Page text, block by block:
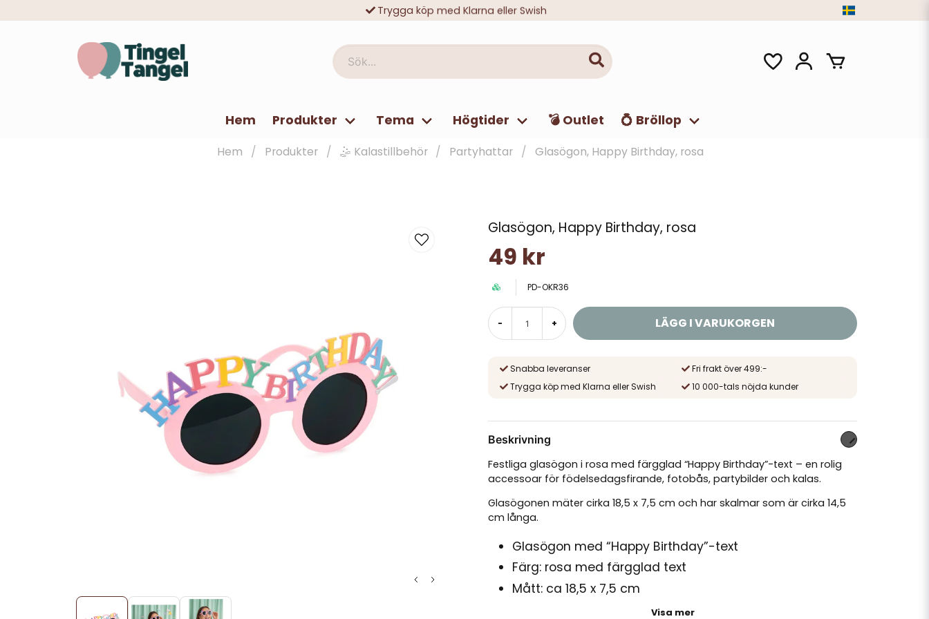
Trygga köp med Klarna eller Swish
Sök...
Hem Produkter Tema Högtider 💣 Outlet 💍 Bröllop
Hem Produkter 🤹 Kalastillbehör Partyhattar Glasögon, Happy Birthday, rosa
Glasögon, Happy Birthday, rosa
49 kr
PD-OKR36
- + LÄGG I VARUKORGEN
Snabba leveranser
Fri frakt över 499:-
Trygga köp med Klarna eller Swish
10 000-tals nöjda kunder
Beskrivning
Festliga glasögon i rosa med färgglad “Happy Birthday”-text – en rolig
accessoar för födelsedagsfirande, fotobås, partybilder och kalas.
Glasögonen mäter cirka 18,5 x 7,5 cm och har skalmar som är cirka 14,5
cm långa.
Glasögon med “Happy Birthday”-text
Färg: rosa med färgglad text
Mått: ca 18,5 x 7,5 cm
Skalmlängd: ca 14,5 cmVisa mer